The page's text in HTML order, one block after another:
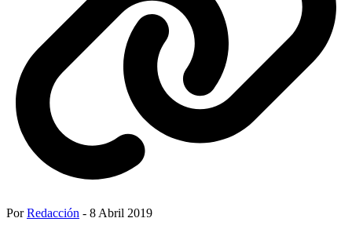
PorRedacción - 8 Abril 2019